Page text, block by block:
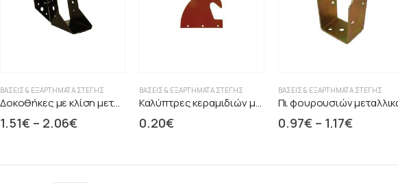
ΒΆΣΕΙΣ & ΕΞΑΡΤΉΜΑΤΑ ΣΤΈΓΗΣ
Δοκοθήκες με κλίση μεταλλικές
1.51€ – 2.06€
ΒΆΣΕΙΣ & ΕΞΑΡΤΉΜΑΤΑ ΣΤΈΓΗΣ
Καλύπτρες κεραμιδιών μεταλλικές
0.20€
ΒΆΣΕΙΣ & ΕΞΑΡΤΉΜΑΤΑ ΣΤΈΓΗΣ
Πι φουρουσιών
0.97€ – 1.17€